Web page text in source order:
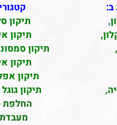
ב:
,
,
תיקון
תיקון
תיקון
תיקון
תיקון
תיקון
החלפת
מעבדת